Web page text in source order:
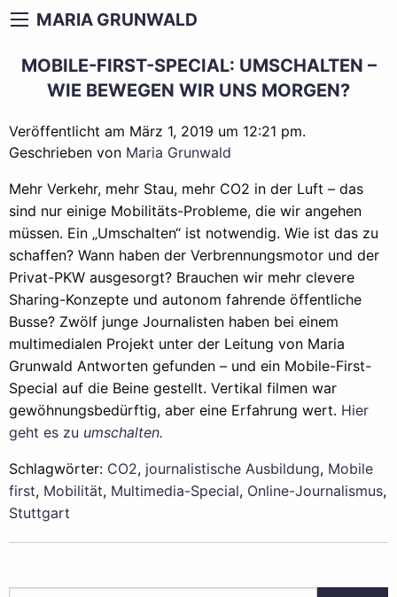
MARIA GRUNWALD
MOBILE-FIRST-SPECIAL: UMSCHALTEN –
WIE BEWEGEN WIR UNS MORGEN?
Veröffentlicht am März 1, 2019 um 12:21 pm.
Geschrieben von Maria Grunwald
Mehr Verkehr, mehr Stau, mehr CO2 in der Luft – das
sind nur einige Mobilitäts-Probleme, die wir angehen
müssen. Ein „Umschalten“ ist notwendig. Wie ist das zu
schaffen? Wann haben der Verbrennungsmotor und der
Privat-PKW ausgesorgt? Brauchen wir mehr clevere
Sharing-Konzepte und autonom fahrende öffentliche
Busse? Zwölf junge Journalisten haben bei einem
multimedialen Projekt unter der Leitung von Maria
Grunwald Antworten gefunden – und ein Mobile-First-
Special auf die Beine gestellt. Vertikal filmen war
gewöhnungsbedürftig, aber eine Erfahrung wert. Hier
geht es zu umschalten.
Schlagwörter: CO2, journalistische Ausbildung, Mobile
first, Mobilität, Multimedia-Special, Online-Journalismus,
Stuttgart